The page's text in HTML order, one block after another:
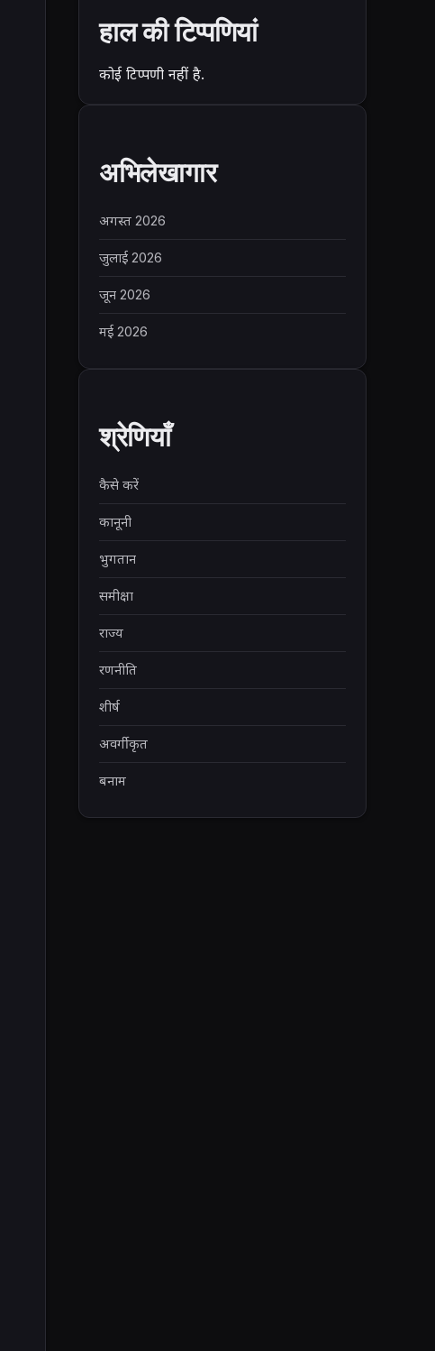
हाल की टिप्पणियां
कोई टिप्पणी नहीं है.
अभिलेखागार
अगस्त 2026
जुलाई 2026
जून 2026
मई 2026
श्रेणियाँ
कैसे करें
कानूनी
भुगतान
समीक्षा
राज्य
रणनीति
शीर्ष
अवर्गीकृत
बनाम